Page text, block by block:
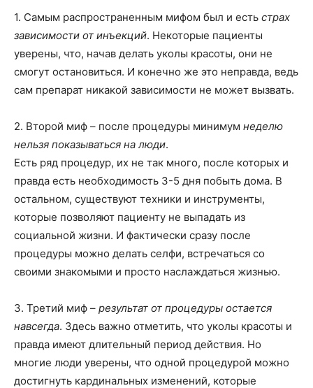
1. Самым распространенным мифом был и есть страх
зависимости от инъекций. Некоторые пациенты
уверены, что, начав делать уколы красоты, они не
смогут остановиться. И конечно же это неправда, ведь
сам препарат никакой зависимости не может вызвать.
2. Второй миф – после процедуры минимум неделю
нельзя показываться на люди.
Есть ряд процедур, их не так много, после которых и
правда есть необходимость 3-5 дня побыть дома. В
остальном, существуют техники и инструменты,
которые позволяют пациенту не выпадать из
социальной жизни. И фактически сразу после
процедуры можно делать селфи, встречаться со
своими знакомыми и просто наслаждаться жизнью.
3. Третий миф – результат от процедуры остается
навсегда. Здесь важно отметить, что уколы красоты и
правда имеют длительный период действия. Но
многие люди уверены, что одной процедурой можно
достигнуть кардинальных изменений, которые